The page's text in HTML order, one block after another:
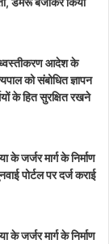
ध्वस्तीकरण आदेश के
को संबोधित ज्ञापन
के हित सुरक्षित रखने
के जर्जर मार्ग के निर्माण
पोर्टल पर दर्ज कराई
के जर्जर मार्ग के निर्माण